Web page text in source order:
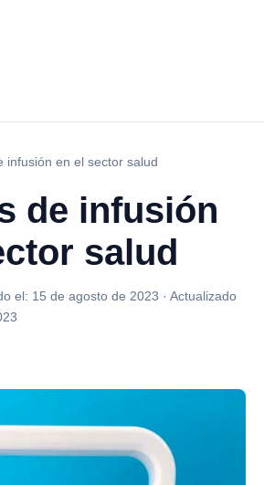
infusión en el sector salud
de infusión
salud
el: 15 de agosto de 2023 · Actualizado